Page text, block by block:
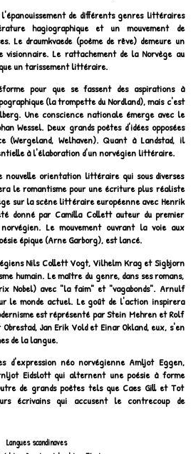
de différents genres littéraires
hagiographique et un mouvement de
Le draumkvaede (poème de rêve) demeure un
Le rattachement de la Norvège au
un tarissement littéraire.
pour que se fassent des aspirations à
(la trompette du Nordland), mais c'est
Une conscience nationale émerge avec le
Wessel. Deux grands poètes d'idées opposées
(Wergeland, Welhaven). Quant à Landstad, il
à l'élaboration d'un norvégien littéraire.
nouvelle orientation littéraire qui sous diverses
le romantisme pour une écriture plus réaliste
sur la scène littéraire européenne avec Henrik
donné par Camilla Collett auteur du premier
Le mouvement ouvrant la voie aux
épique (Arne Garborg), est lancé.
Nils Collett Vogt, Vilhelm Krag et Sigbjorn
humain. Le maître du genre, dans ses romans,
Nobel) avec "la faim" et "vagabonds". Arnulf
le monde actuel. Le goût de l'action inspirera
est réprésenté par Stein Mehren et Rolf
Jan Erik Vold et Einar Okland, eux, s'en
de la langue.
d'expression néo norvégienne Amljot Eggen,
Eidslott qui alternent une poésie à forme
de grands poètes tels que Caes Gill et Tot
écrivains qui accusent le contrecoup de
Langues scandinaves